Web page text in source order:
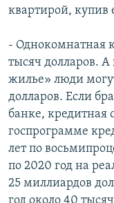
квартирой,
- Однокомнатная
тысяч долларов.
жилье» люди
долларов. Если
банке, кредитная
госпрограмме
лет по
по 2020 год на
25 миллиардов